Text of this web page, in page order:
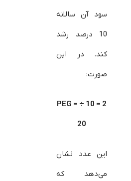
سود آن سالانه
10 درصد رشد
کند. در این
صورت:
2 = 10 ÷ PEG =
20
این عدد نشان
می‌دهد که